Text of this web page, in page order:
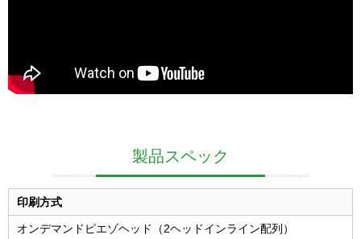
製品スペック
印刷方式
オンデマンドピエゾヘッド（2ヘッドインライン配列）